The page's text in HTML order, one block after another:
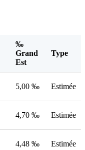
‰
Grand
Est
Type
5,00 ‰ Estimée
4,70 ‰ Estimée
4,48 ‰ Estimée